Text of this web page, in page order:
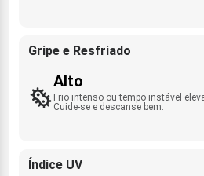
Gripe e Resfriado
Alto
Frio intenso ou tempo instável
Cuide-se e descanse bem.
Índice UV